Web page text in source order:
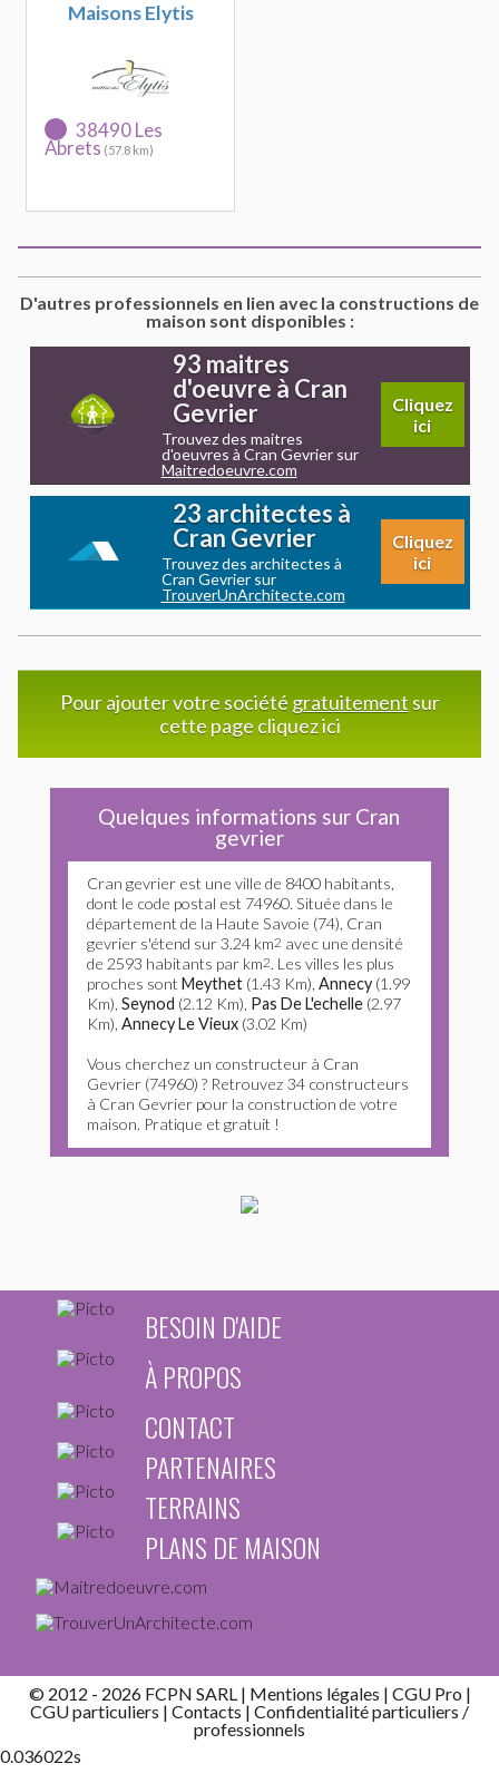
Maisons Elytis
38490 Les
Abrets (57.8 km)
D'autres professionnels en lien avec la constructions de
maison sont disponibles :
93 maitres
d'oeuvre à Cran
Gevrier
Trouvez des maitres
d'oeuvres à Cran Gevrier sur
Maitredoeuvre.com
Cliquez
ici
23 architectes à
Cran Gevrier
Trouvez des architectes à
Cran Gevrier sur
TrouverUnArchitecte.com
Cliquez
ici
Pour ajouter votre société gratuitement sur
cette page cliquez ici
Quelques informations sur Cran
gevrier
Cran gevrier est une ville de 8400 habitants,
dont le code postal est 74960. Située dans le
département de la Haute Savoie (74), Cran
gevrier s'étend sur 3.24 km2 avec une densité
de 2593 habitants par km2. Les villes les plus
proches sontMeythet (1.43 Km),Annecy (1.99
Km),Seynod (2.12 Km), Pas De L'echelle (2.97
Km),Annecy Le Vieux (3.02 Km)
Vous cherchez un constructeur à Cran
Gevrier (74960) ? Retrouvez 34 constructeurs
à Cran Gevrier pour la construction de votre
maison. Pratique et gratuit !
BESOIN D'AIDE
À PROPOS
CONTACT
PARTENAIRES
TERRAINS
PLANS DE MAISON
© 2012 - 2026 FCPN SARL | Mentions légales | CGU Pro |
CGU particuliers | Contacts | Confidentialitéparticuliers /
professionnels
0.036022s